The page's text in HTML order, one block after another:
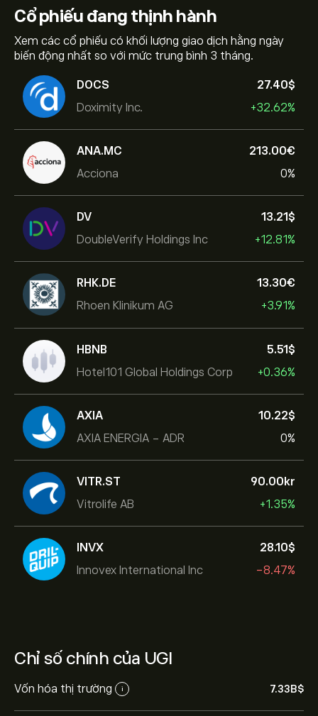
Cổ phiếu đang thịnh hành
Xem các cổ phiếu có khối lượng giao dịch hằng ngày
biến động nhất so với mức trung bình 3 tháng.
DOCS
Doximity Inc.
27.40‎$‎
+32.62%
ANA.MC
Acciona
213.00‎€‎
0%
DV
DoubleVerify Holdings Inc
13.21‎$‎
+12.81%
RHK.DE
Rhoen Klinikum AG
13.30‎€‎
+3.91%
HBNB
Hotel101 Global Holdings Corp
5.51‎$‎
+0.36%
AXIA
AXIA ENERGIA - ADR
10.22‎$‎
0%
VITR.ST
Vitrolife AB
90.00‎kr‎
+1.35%
INVX
Innovex International Inc
28.10‎$‎
-8.47%
Chỉ số chính của UGI
Vốn hóa thị trường i 7.33B‎$‎